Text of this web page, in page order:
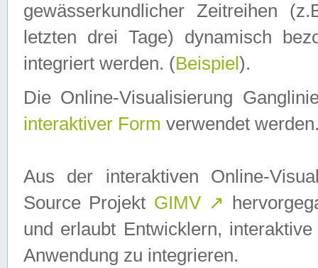
gewässerkundlicher Zeitreihen
letzten drei Tage) dynamisch
integriert werden. (Beispiel ).
Die Online-Visualisierung
interaktiver Form verwendet
Aus der interaktiven Online-
Source Projekt GIMV ↗
und erlaubt Entwicklern,
Anwendung zu integrieren.